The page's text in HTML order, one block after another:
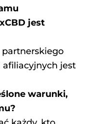
jest
afiliacyjnych jest
warunki,